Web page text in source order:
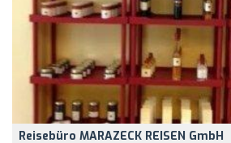
Reisebüro MARAZECK REISEN GmbH